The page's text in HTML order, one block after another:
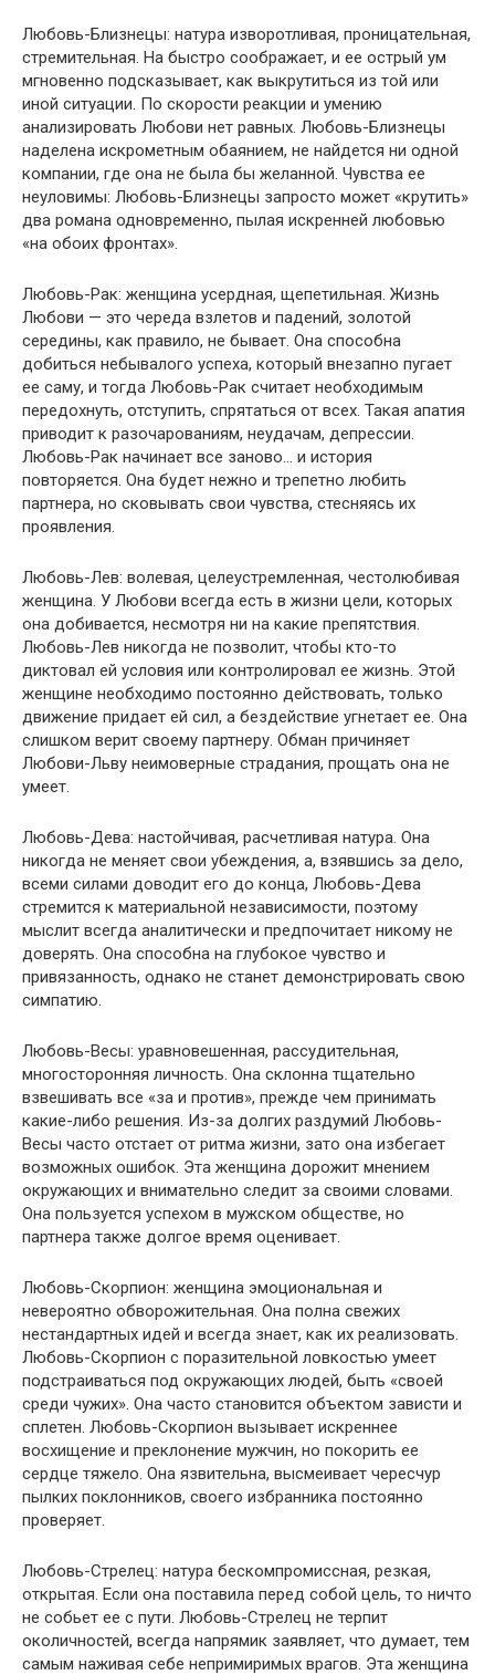
Любовь-Близнецы: натура изворотливая, проницательная,
стремительная. На быстро соображает, и ее острый ум
мгновенно подсказывает, как выкрутиться из той или
иной ситуации. По скорости реакции и умению
анализировать Любови нет равных. Любовь-Близнецы
наделена искрометным обаянием, не найдется ни одной
компании, где она не была бы желанной. Чувства ее
неуловимы: Любовь-Близнецы запросто может «крутить»
два романа одновременно, пылая искренней любовью
«на обоих фронтах».
Любовь-Рак: женщина усердная, щепетильная. Жизнь
Любови — это череда взлетов и падений, золотой
середины, как правило, не бывает. Она способна
добиться небывалого успеха, который внезапно пугает
ее саму, и тогда Любовь-Рак считает необходимым
передохнуть, отступить, спрятаться от всех. Такая апатия
приводит к разочарованиям, неудачам, депрессии.
Любовь-Рак начинает все заново… и история
повторяется. Она будет нежно и трепетно любить
партнера, но сковывать свои чувства, стесняясь их
проявления.
Любовь-Лев: волевая, целеустремленная, честолюбивая
женщина. У Любови всегда есть в жизни цели, которых
она добивается, несмотря ни на какие препятствия.
Любовь-Лев никогда не позволит, чтобы кто-то
диктовал ей условия или контролировал ее жизнь. Этой
женщине необходимо постоянно действовать, только
движение придает ей сил, а бездействие угнетает ее. Она
слишком верит своему партнеру. Обман причиняет
Любови-Льву неимоверные страдания, прощать она не
умеет.
Любовь-Дева: настойчивая, расчетливая натура. Она
никогда не меняет свои убеждения, а, взявшись за дело,
всеми силами доводит его до конца, Любовь-Дева
стремится к материальной независимости, поэтому
мыслит всегда аналитически и предпочитает никому не
доверять. Она способна на глубокое чувство и
привязанность, однако не станет демонстрировать свою
симпатию.
Любовь-Весы: уравновешенная, рассудительная,
многосторонняя личность. Она склонна тщательно
взвешивать все «за и против», прежде чем принимать
какие-либо решения. Из-за долгих раздумий Любовь-
Весы часто отстает от ритма жизни, зато она избегает
возможных ошибок. Эта женщина дорожит мнением
окружающих и внимательно следит за своими словами.
Она пользуется успехом в мужском обществе, но
партнера также долгое время оценивает.
Любовь-Скорпион: женщина эмоциональная и
невероятно обворожительная. Она полна свежих
нестандартных идей и всегда знает, как их реализовать.
Любовь-Скорпион с поразительной ловкостью умеет
подстраиваться под окружающих людей, быть «своей
среди чужих». Она часто становится объектом зависти и
сплетен. Любовь-Скорпион вызывает искреннее
восхищение и преклонение мужчин, но покорить ее
сердце тяжело. Она язвительна, высмеивает чересчур
пылких поклонников, своего избранника постоянно
проверяет.
Любовь-Стрелец: натура бескомпромиссная, резкая,
открытая. Если она поставила перед собой цель, то ничто
не собьет ее с пути. Любовь-Стрелец не терпит
околичностей, всегда напрямик заявляет, что думает, тем
самым наживая себе непримиримых врагов. Эта женщина